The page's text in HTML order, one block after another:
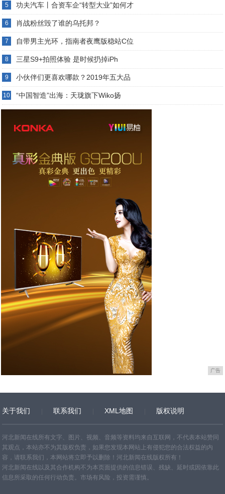
5 功夫汽车丨合资车企“转型大业”如何才
6 肖战粉丝毁了谁的乌托邦？
7 自带男主光环，指南者夜鹰版稳站C位
8 三星S9+拍照体验 是时候扔掉iPh
9 小伙伴们更喜欢哪款？2019年五大品
10 “中国智造”出海：天珑旗下Wiko扬
广告
关于我们 联系我们 XML地图 版权说明
网站地图 TXT
河北新闻在线所有文字、图片、视频、音频等资料均来自互联网，不代表本站赞同
其观点，本站亦不为其版权负责，如果您发现本网站上有侵犯您的合法权益的内
容，请联系我们，本网站将立即予以删除！河北新闻在线版权所有！
河北新闻在线以及其合作机构不为本页面提供的信息错误、残缺、延时或因依靠此
信息所采取的任何行动负责。市场有风险，投资需谨慎。